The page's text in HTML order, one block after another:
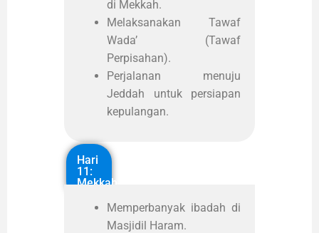
di Mekkah.
Melaksanakan Tawaf
Wada’ (Tawaf
Perpisahan).
Perjalanan menuju
Jeddah untuk persiapan
kepulangan.
Hari
11:
Mekkah
Memperbanyak ibadah di
Masjidil Haram.